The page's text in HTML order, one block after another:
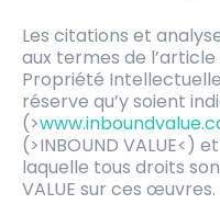
Les citations et
aux termes de l’article
Propriété
réserve qu’y soient
(>
(>INBOUND VALUE<)
laquelle tous droits
VALUE sur ces œuvres.